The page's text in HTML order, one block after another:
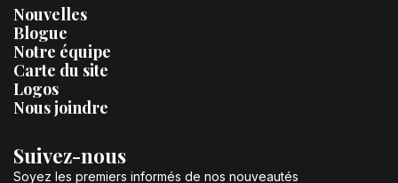
Nouvelles
Blogue
Notre équipe
Carte du site
Logos
Nous joindre
Suivez-nous
Soyez les premiers informés de nos nouveautés